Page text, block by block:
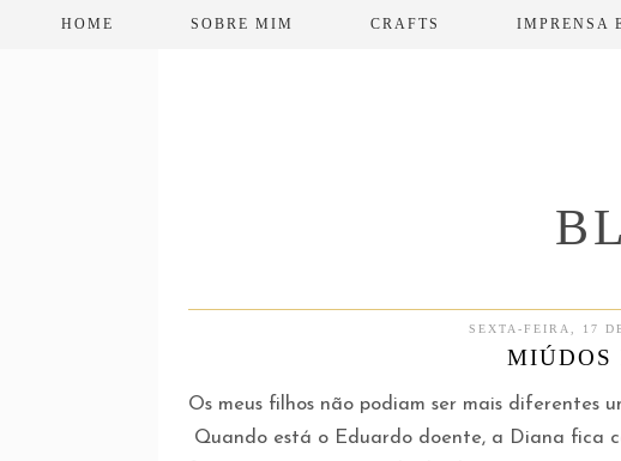
HOME SOBRE MIM CRAFTS IMPRENSA
SEXTA-FEIRA, 17
MIÚDOS
Os meus filhos não podiam ser mais diferentes
Quando está o Eduardo doente, a Diana fica